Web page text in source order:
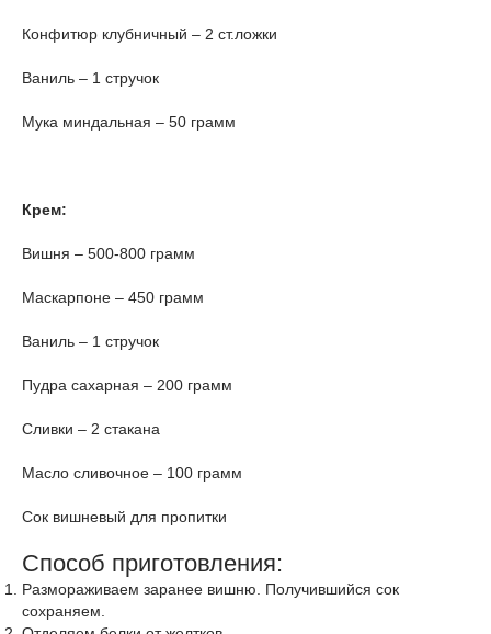
Конфитюр клубничный – 2 ст.ложки
Ваниль – 1 стручок
Мука миндальная – 50 грамм
Крем:
Вишня – 500-800 грамм
Маскарпоне – 450 грамм
Ваниль – 1 стручок
Пудра сахарная – 200 грамм
Сливки – 2 стакана
Масло сливочное – 100 грамм
Сок вишневый для пропитки
Способ приготовления:
Размораживаем заранее вишню. Получившийся сок
сохраняем.